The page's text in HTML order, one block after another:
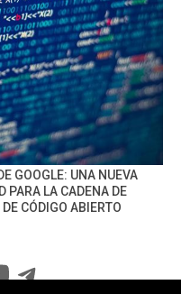
GOOGLE: UNA NUEVA
PARA LA CADENA DE
CÓDIGO ABIERTO
Telegram